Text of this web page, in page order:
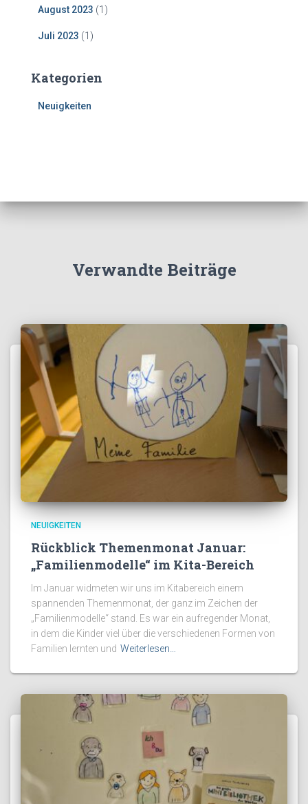
August 2023 (1)
Juli 2023 (1)
Kategorien
Neuigkeiten
Verwandte Beiträge
NEUIGKEITEN
Rückblick Themenmonat Januar:
„Familienmodelle“ im Kita-Bereich
Im Januar widmeten wir uns im Kitabereich einem
spannenden Themenmonat, der ganz im Zeichen der
„Familienmodelle“ stand. Es war ein aufregender Monat,
in dem die Kinder viel über die verschiedenen Formen von
Familien lernten und Weiterlesen…